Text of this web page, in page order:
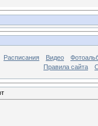
Расписания Видео
Правила сайта